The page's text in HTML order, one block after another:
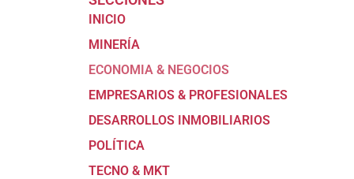
INICIO
MINERÍA
ECONOMIA & NEGOCIOS
EMPRESARIOS & PROFESIONALES
DESARROLLOS INMOBILIARIOS
POLÍTICA
TECNO & MKT